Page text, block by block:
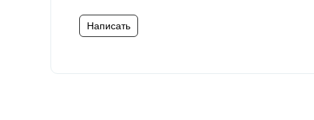
Написать